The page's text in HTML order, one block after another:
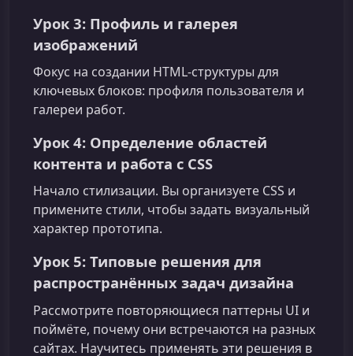
Урок 3: Профиль и галерея
изображений
Фокус на создании HTML‑структуры для
ключевых блоков: профиля пользователя и
галереи работ.
Урок 4: Определение областей
контента и работа с CSS
Начало стилизации. Вы организуете CSS и
примените стили, чтобы задать визуальный
характер прототипа.
Урок 5: Типовые решения для
распространённых задач дизайна
Рассмотрите повторяющиеся паттерны UI и
поймёте, почему они встречаются на разных
сайтах. Научитесь применять эти решения в